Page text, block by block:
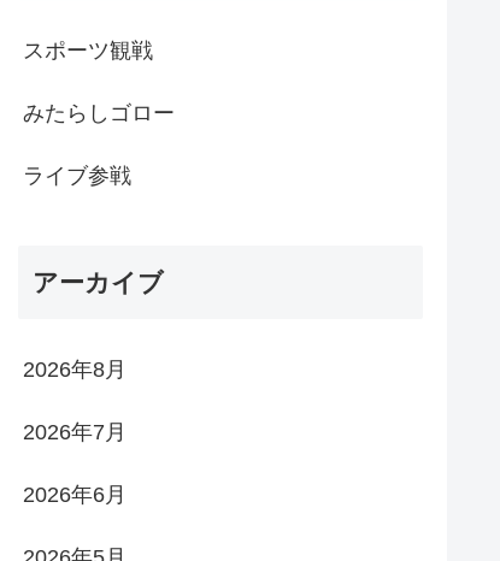
スポーツ観戦
みたらしゴロー
ライブ参戦
アーカイブ
2026年8月
2026年7月
2026年6月